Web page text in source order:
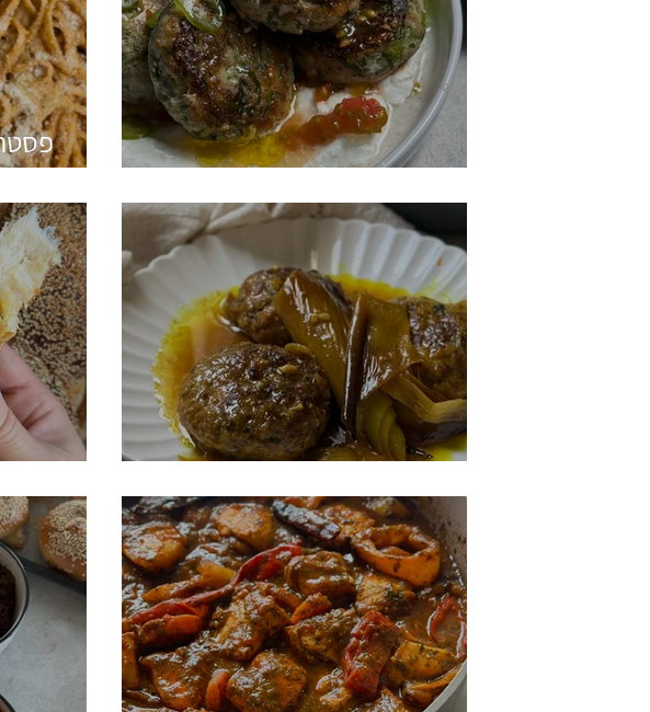
קבב דג יווני
שום
קציצות פרגית לימוניות